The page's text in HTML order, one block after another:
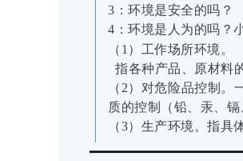
3：环境是安全的吗？
4：环境是人为的吗？
（1）工作场所环境。
指各种产品、原材料
（2）对危险品控制
质的控制（铅、汞、
（3）生产环境。指具